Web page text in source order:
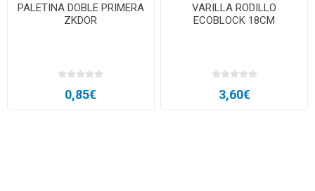
PALETINA DOBLE PRIMERA
ZKDOR
0,85€
VARILLA RODILLO
ECOBLOCK 18CM
3,60€